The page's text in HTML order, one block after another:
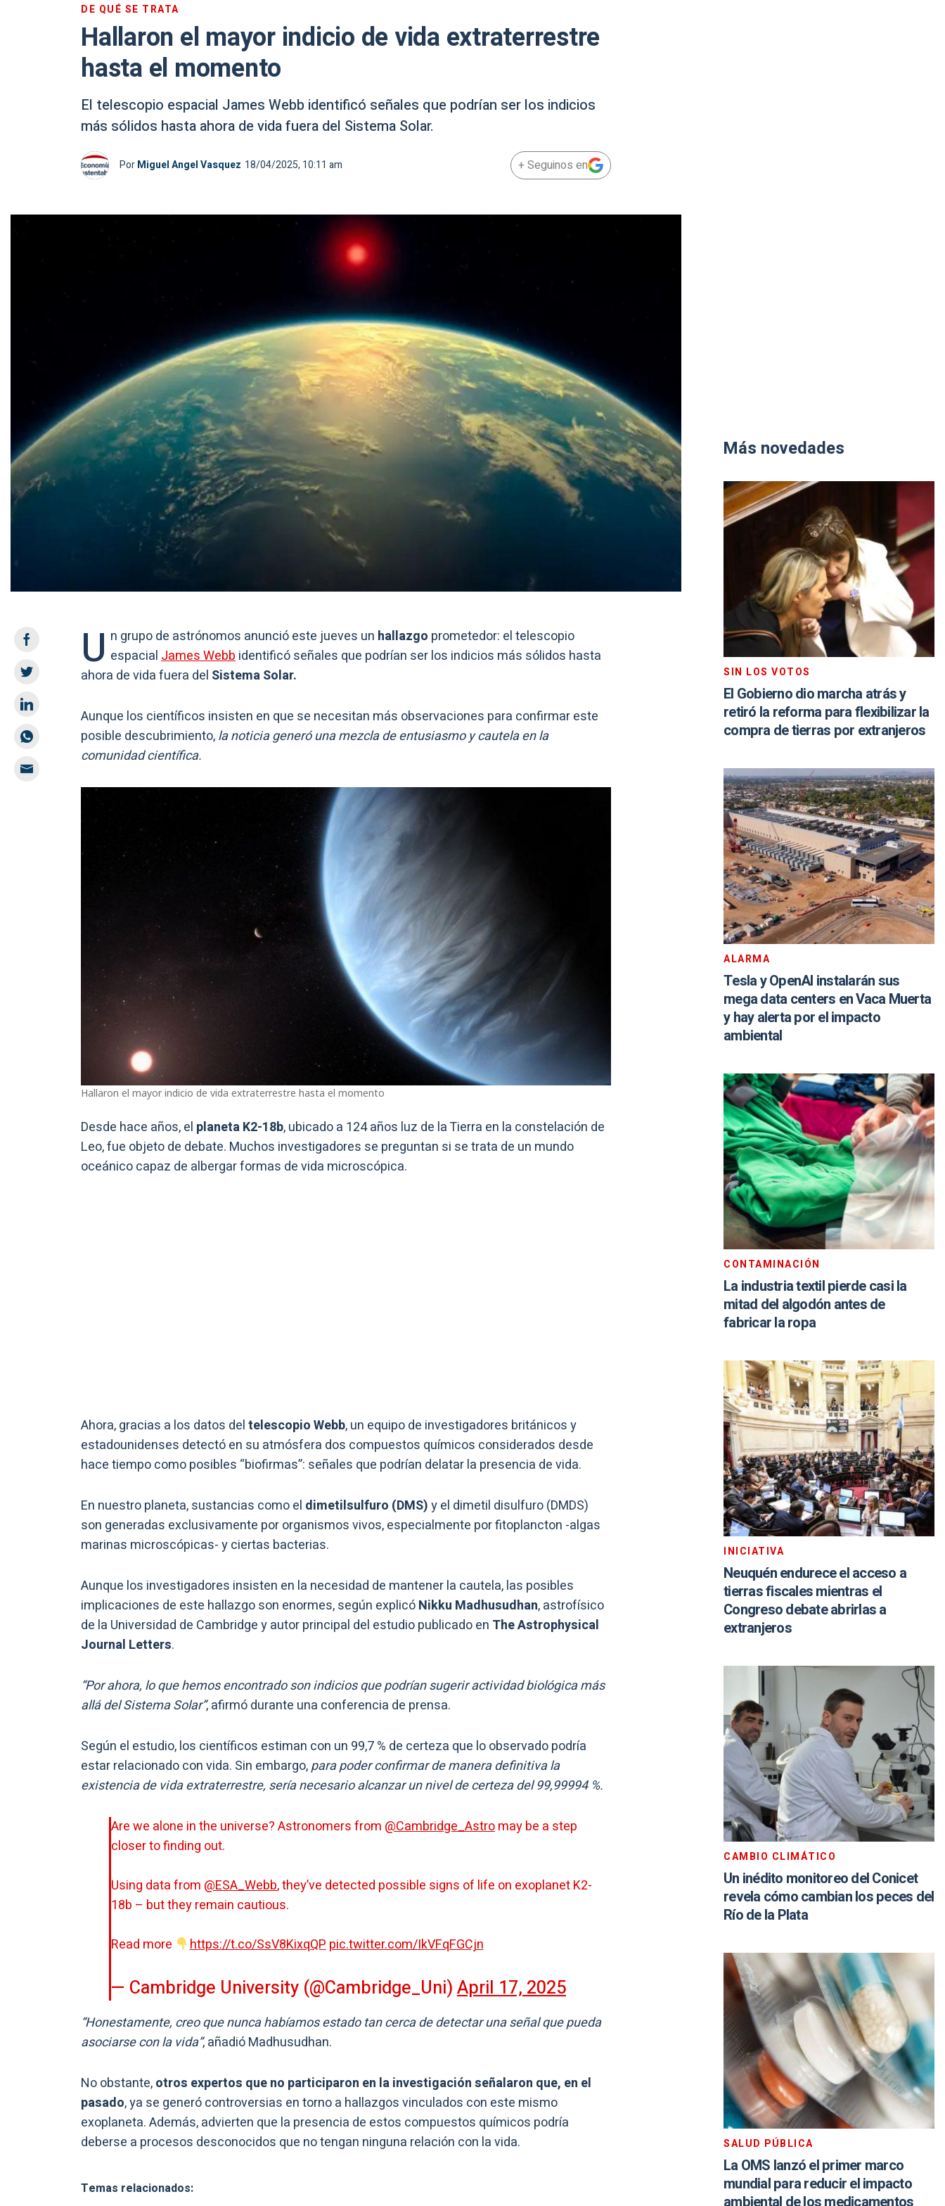
DE QUÉ SE TRATA
Hallaron el mayor indicio de vida extraterrestre
hasta el momento
El telescopio espacial James Webb identificó señales que podrían ser los indicios
más sólidos hasta ahora de vida fuera del Sistema Solar.
PorMiguel Angel Vasquez 18/04/2025, 10:11 am + Seguinos en
U n grupo de astrónomos anunció este jueves un hallazgo prometedor: el telescopio
espacialJames Webbidentificó señales que podrían ser los indicios más sólidos hasta
ahora de vida fuera del Sistema Solar.
Aunque los científicos insisten en que se necesitan más observaciones para confirmar este
posible descubrimiento,la noticia generó una mezcla de entusiasmo y cautela en la
comunidad científica.
Hallaron el mayor indicio de vida extraterrestre hasta el momento
Desde hace años, el planeta K2-18b, ubicado a 124 años luz de la Tierra en la constelación de
Leo, fue objeto de debate. Muchos investigadores se preguntan si se trata de un mundo
oceánico capaz de albergar formas de vida microscópica.
Ahora, gracias a los datos deltelescopio Webb, un equipo de investigadores británicos y
estadounidenses detectó en su atmósfera dos compuestos químicos considerados desde
hace tiempo como posibles “biofirmas”: señales que podrían delatar la presencia de vida.
En nuestro planeta, sustancias como el dimetilsulfuro (DMS)y el dimetil disulfuro (DMDS)
son generadas exclusivamente por organismos vivos, especialmente por fitoplancton -algas
marinas microscópicas- y ciertas bacterias.
Aunque los investigadores insisten en la necesidad de mantener la cautela, las posibles
implicaciones de este hallazgo son enormes, según explicóNikku Madhusudhan, astrofísico
de la Universidad de Cambridge y autor principal del estudio publicado en The Astrophysical
Journal Letters.
“Por ahora, lo que hemos encontrado son indicios que podrían sugerir actividad biológica más
allá del Sistema Solar”, afirmó durante una conferencia de prensa.
Según el estudio, los científicos estiman con un 99,7 % de certeza que lo observado podría
estar relacionado con vida. Sin embargo,para poder confirmar de manera definitiva la
existencia de vida extraterrestre, sería necesario alcanzar un nivel de certeza del 99,99994 %.
Are we alone in the universe? Astronomers from @Cambridge_Astromay be a step
closer to finding out.
Using data from @ESA_Webb, they’ve detected possible signs of life on exoplanet K2-
18b – but they remain cautious.
Read more https://t.co/SsV8KixqQP pic.twitter.com/IkVFqFGCjn
— Cambridge University (@Cambridge_Uni)April 17, 2025
“Honestamente, creo que nunca habíamos estado tan cerca de detectar una señal que pueda
asociarse con la vida”, añadió Madhusudhan.
No obstante,otros expertos que no participaron en la investigación señalaron que, en el
pasado, ya se generó controversias en torno a hallazgos vinculados con este mismo
exoplaneta. Además, advierten que la presencia de estos compuestos químicos podría
deberse a procesos desconocidos que no tengan ninguna relación con la vida.
Temas relacionados:
Más novedades
SIN LOS VOTOS
El Gobierno dio marcha atrás y
retiró la reforma para flexibilizar la
compra de tierras por extranjeros
ALARMA
Tesla y OpenAI instalarán sus
mega data centers en Vaca Muerta
y hay alerta por el impacto
ambiental
CONTAMINACIÓN
La industria textil pierde casi la
mitad del algodón antes de
fabricar la ropa
INICIATIVA
Neuquén endurece el acceso a
tierras fiscales mientras el
Congreso debate abrirlas a
extranjeros
CAMBIO CLIMÁTICO
Un inédito monitoreo del Conicet
revela cómo cambian los peces del
Río de la Plata
SALUD PÚBLICA
La OMS lanzó el primer marco
mundial para reducir el impacto